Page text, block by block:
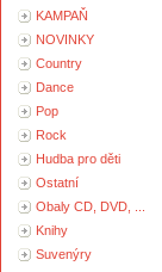
KAMPAŇ
NOVINKY
Country
Dance
Pop
Rock
Hudba pro děti
Ostatní
Obaly CD, DVD, ...
Knihy
Suvenýry